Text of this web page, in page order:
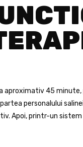
aproximativ 45
personalului
Apoi, printr-un